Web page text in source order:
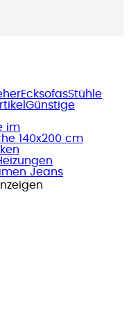
EcksofasStühle
Günstige
im
140x200 cm
Jeans